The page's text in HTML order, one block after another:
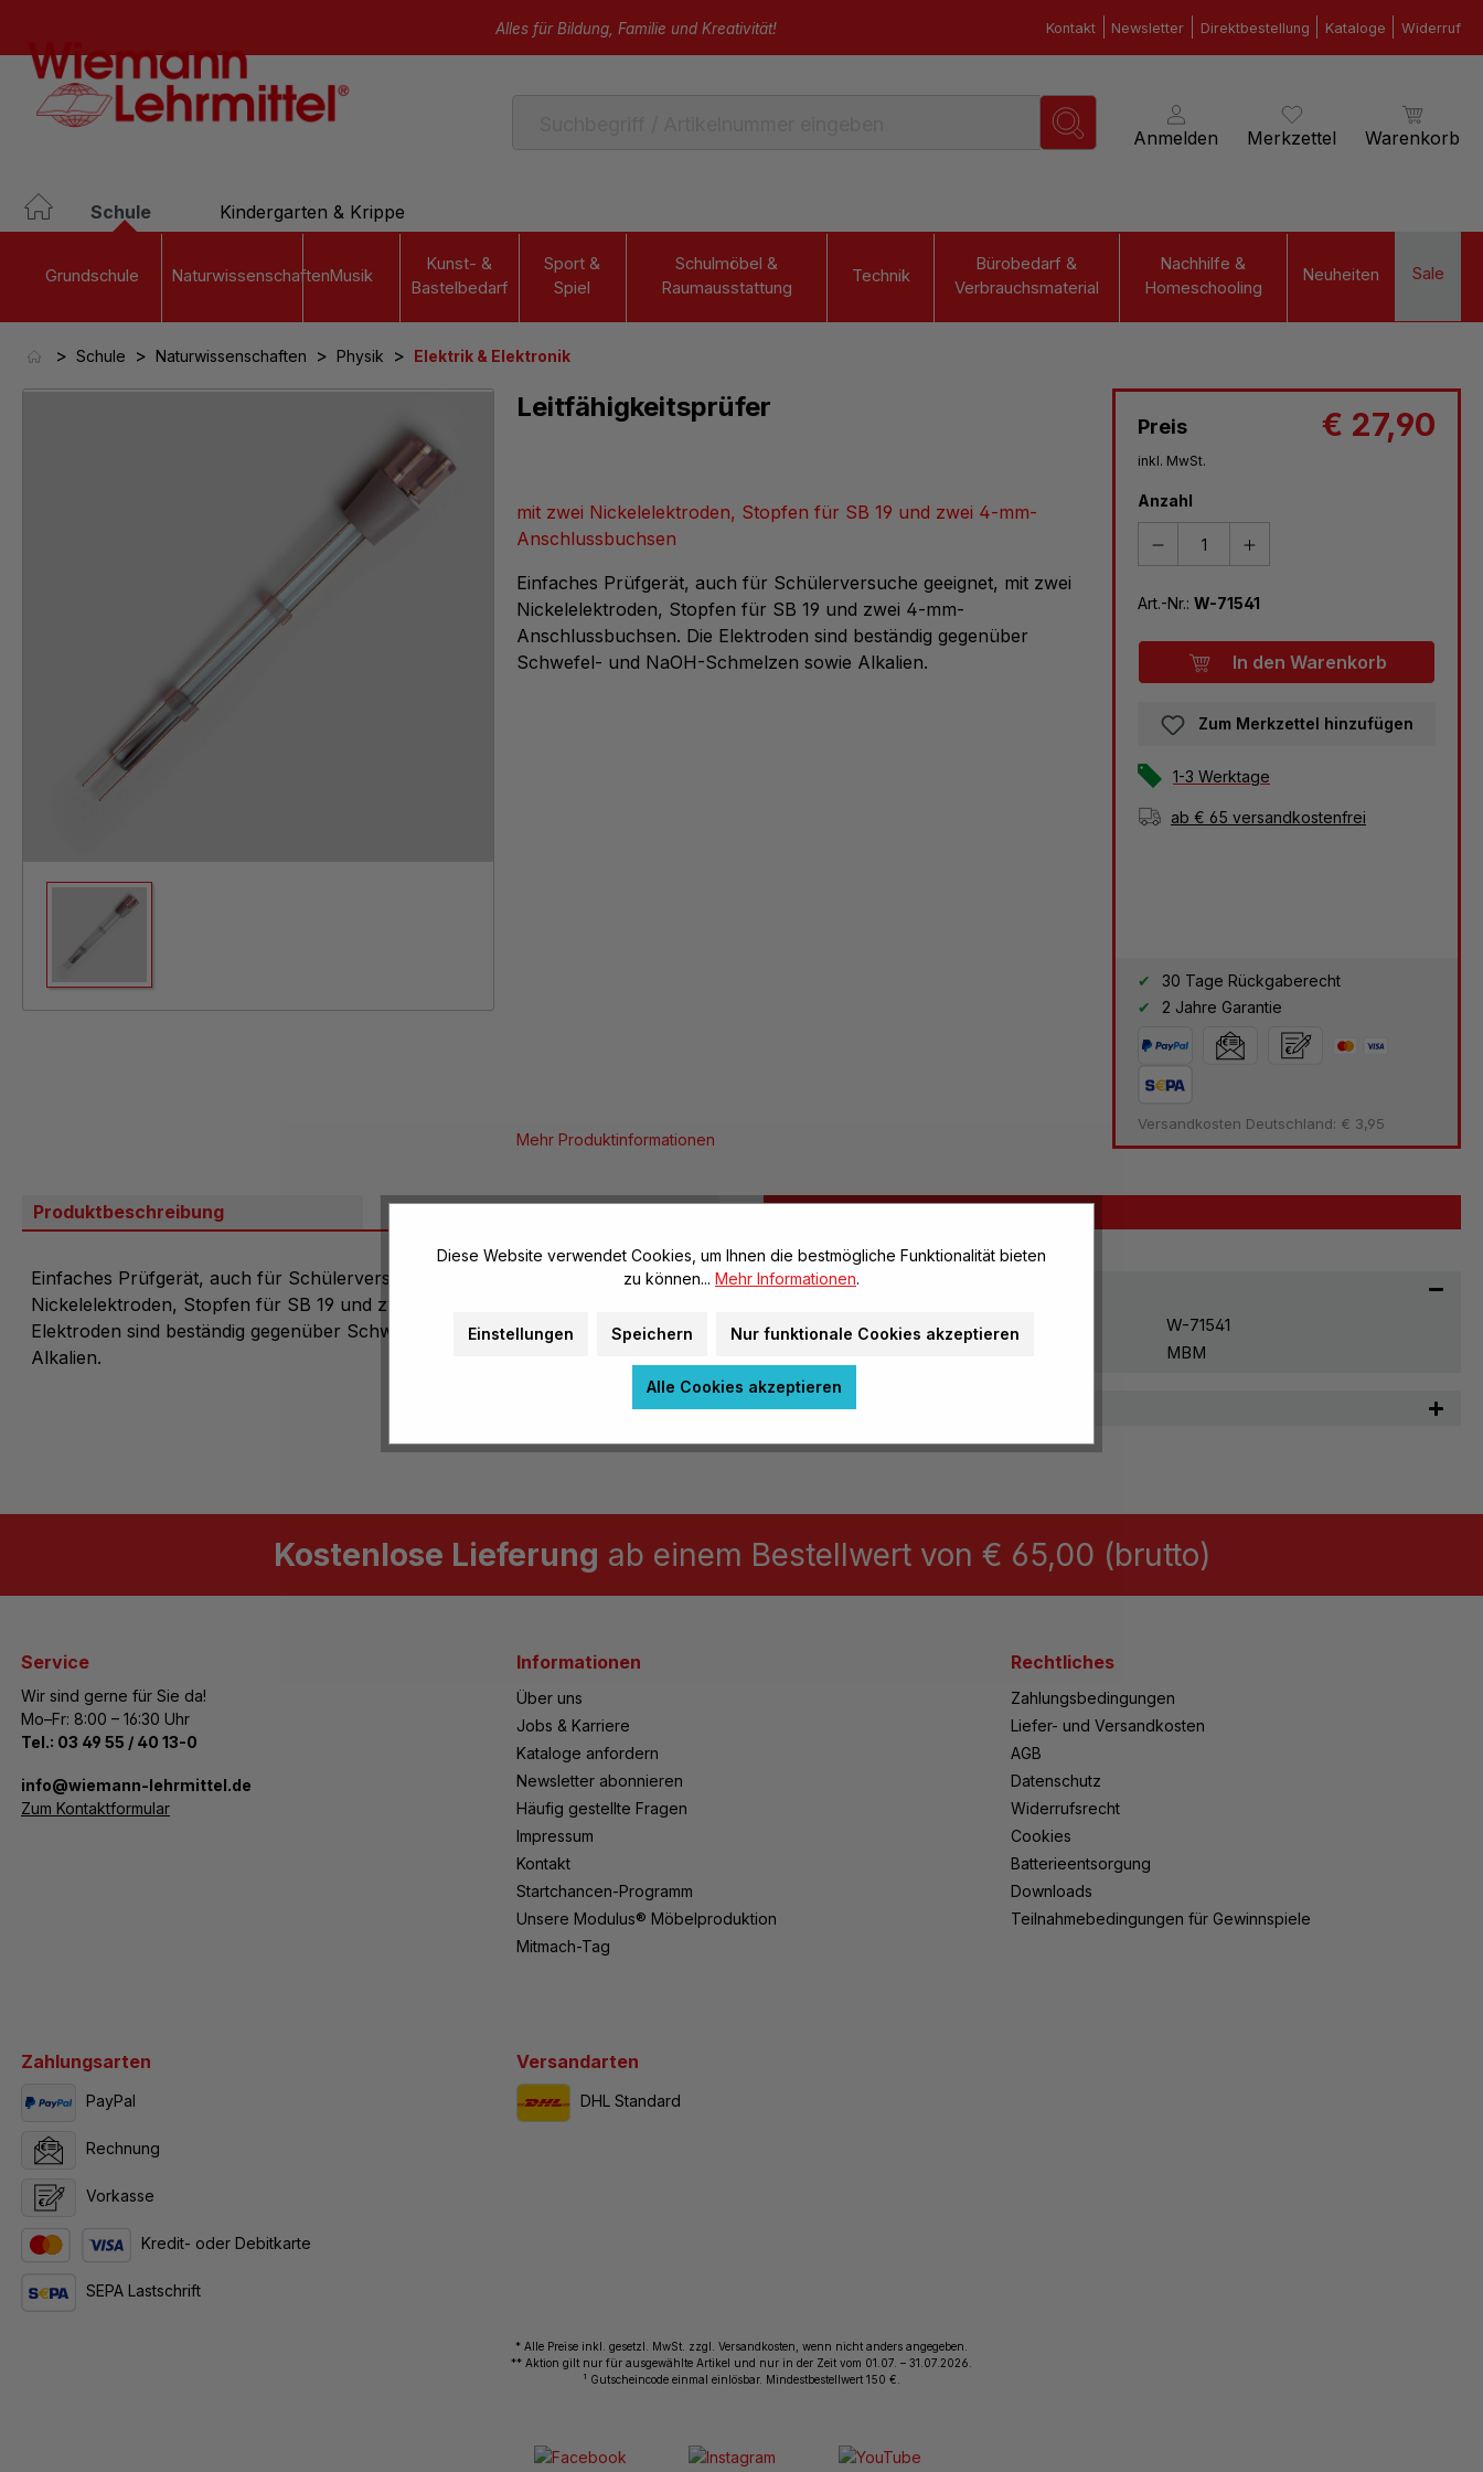
Alles für Bildung, Familie und Kreativität! Kontakt Newsletter Direktbestellung Kataloge Widerruf
Anmelden Merkzettel Warenkorb
Schule Kindergarten & Krippe
Grundschule NaturwissenschaftenMusik
Kunst- &
Bastelbedarf
Sport &
Spiel
Schulmöbel &
Raumausstattung
Technik
Bürobedarf &
Verbrauchsmaterial
Nachhilfe &
Homeschooling
Neuheiten Sale
> Schule > Naturwissenschaften > Physik > Elektrik & Elektronik
Preis € 27,90
inkl. MwSt.
Anzahl
Art.-Nr.: W-71541
In den Warenkorb
Zum Merkzettel hinzufügen
1-3 Werktage
ab € 65 versandkostenfrei
30 Tage Rückgaberecht
2 Jahre Garantie
Versandkosten Deutschland: € 3,95
Leitfähigkeitsprüfer
mit zwei Nickelelektroden, Stopfen für SB 19 und zwei 4-mm-
Anschlussbuchsen
Einfaches Prüfgerät, auch für Schülerversuche geeignet, mit zwei
Nickelelektroden, Stopfen für SB 19 und zwei 4-mm-
Anschlussbuchsen. Die Elektroden sind beständig gegenüber
Schwefel- und NaOH-Schmelzen sowie Alkalien.
Mehr Produktinformationen
Produktbeschreibung
Einfaches Prüfgerät, auch für Schülerversuche geeignet, mit zwei
Nickelelektroden, Stopfen für SB 19 und zwei 4-mm-Anschlussbuchsen. Die
Elektroden sind beständig gegenüber Schwefel- und NaOH-Schmelzen sowie
Alkalien.
Allgemeine Infos
Artikel-Nr.:
W-71541
MBM
Herstellerinformationen
Kostenlose Lieferung ab einem Bestellwert von € 65,00 (brutto)
Service
Wir sind gerne für Sie da!
Mo–Fr: 8:00 – 16:30 Uhr
Tel.: 03 49 55 / 40 13-0
­info@wiemann-lehrmittel.de
Zum Kontaktformular
Informationen
Über uns
Jobs & Karriere
Kataloge anfordern
Newsletter abonnieren
Häufig gestellte Fragen
Impressum
Kontakt
Startchancen-Programm
Unsere Modulus® Möbelproduktion
Mitmach-Tag
Rechtliches
Zahlungsbedingungen
Liefer- und Versandkosten
AGB
Datenschutz
Widerrufsrecht
Cookies
Batterieentsorgung
Downloads
Teilnahmebedingungen für Gewinnspiele
Zahlungsarten
PayPal
Rechnung
Vorkasse
Kredit- oder Debitkarte
SEPA Lastschrift
Versandarten
DHL Standard
* Alle Preise inkl. gesetzl. MwSt. zzgl. Versandkosten, wenn nicht anders angegeben.
** Aktion gilt nur für ausgewählte Artikel und nur in der Zeit vom 01.07. – 31.07.2026.
1 Gutscheincode einmal einlösbar. Mindestbestellwert 150 €.
Diese Website verwendet Cookies, um Ihnen die bestmögliche Funktionalität bieten
zu können... Mehr Informationen.
Einstellungen Speichern Nur funktionale Cookies akzeptieren
Alle Cookies akzeptieren